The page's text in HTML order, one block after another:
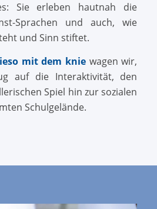
Sie erleben hautnah die
Sprachen und auch, wie
und Sinn stiftet.
mit dem kniewagen wir,
auf die Interaktivität, den
Spiel hin zur sozialen
Schulgelände.